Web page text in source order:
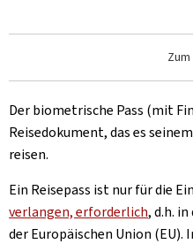
Der biometrische Pass (mit
Reisedokument, das es
reisen.
Ein Reisepass ist nur für die
verlangen, erforderlich, d.h.
der Europäischen Union (EU).